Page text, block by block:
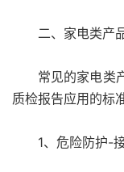
二、家电类产
常见的家电类产
质检报告应用的标
1、危险防护-接